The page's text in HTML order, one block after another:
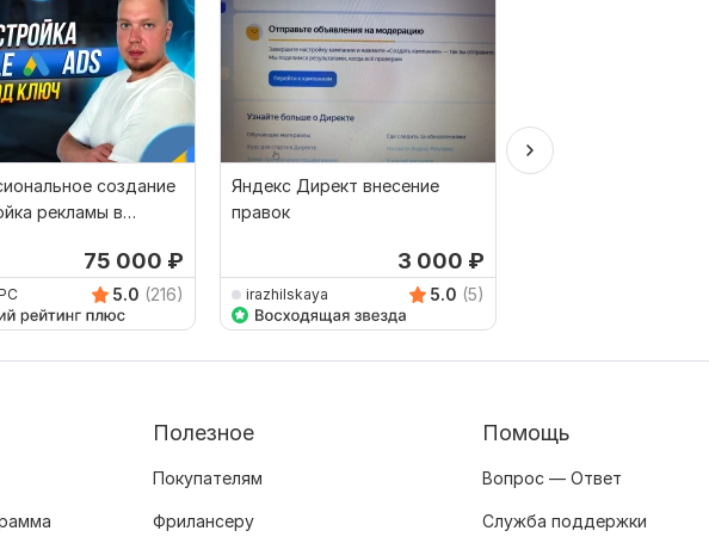
создание
рекламы в
75 000 ₽
5.0 (216)
Яндекс Директ внесение
правок
3 000 ₽
irazhilskaya 5.0 (5)
Полезное
Покупателям
Фрилансеру
Помощь
Вопрос — Ответ
Служба поддержки